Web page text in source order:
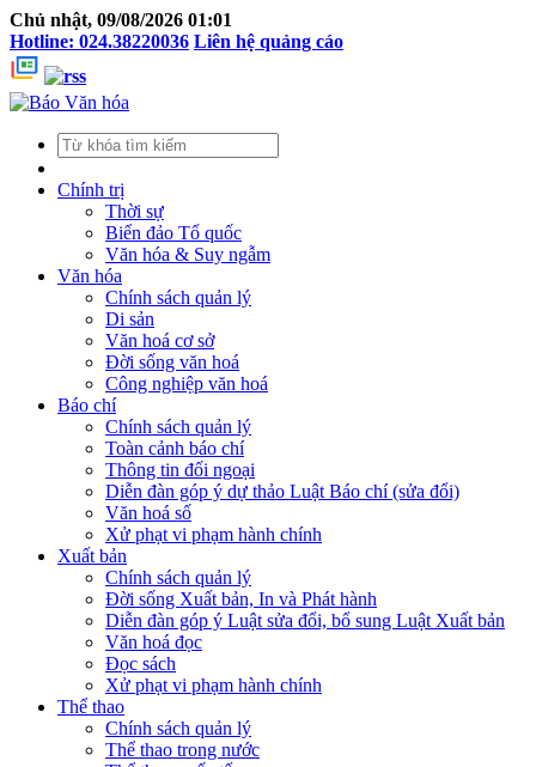
Chủ nhật, 09/08/2026 01:01
Hotline: 024.38220036 Liên hệ quảng cáo
Chính trị
Thời sự
Biển đảo Tổ quốc
Văn hóa & Suy ngẫm
Văn hóa
Chính sách quản lý
Di sản
Văn hoá cơ sở
Đời sống văn hoá
Công nghiệp văn hoá
Báo chí
Chính sách quản lý
Toàn cảnh báo chí
Thông tin đối ngoại
Diễn đàn góp ý dự thảo Luật Báo chí (sửa đổi)
Văn hoá số
Xử phạt vi phạm hành chính
Xuất bản
Chính sách quản lý
Đời sống Xuất bản, In và Phát hành
Diễn đàn góp ý Luật sửa đổi, bổ sung Luật Xuất bản
Văn hoá đọc
Đọc sách
Xử phạt vi phạm hành chính
Thể thao
Chính sách quản lý
Thể thao trong nước